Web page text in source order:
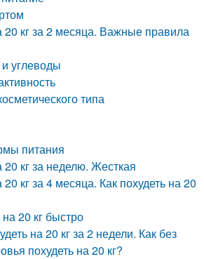
20 кг за 2 месяца. Важные правила
углеводы
типа
питания
20 кг за неделю. Жесткая
20 кг за 4 месяца. Как похудеть на 20
на 20 кг быстро
на 20 кг за 2 недели. Как без
похудеть на 20 кг?